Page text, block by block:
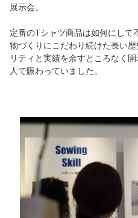
展示会。
定番のTシャツ商品は如何にして
物づくりにこだわり続けた長い
リティと実績を余すところなく
人で賑わっていました。